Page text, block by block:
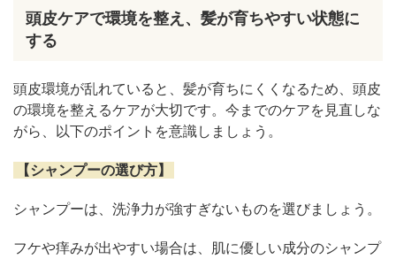
頭皮ケアで環境を整え、髪が育ちやすい状態に
する
頭皮環境が乱れていると、髪が育ちにくくなるため、頭皮
の環境を整えるケアが大切です。今までのケアを見直しな
がら、以下のポイントを意識しましょう。
【シャンプーの選び方】
シャンプーは、洗浄力が強すぎないものを選びましょう。
フケや痒みが出やすい場合は、肌に優しい成分のシャンプ